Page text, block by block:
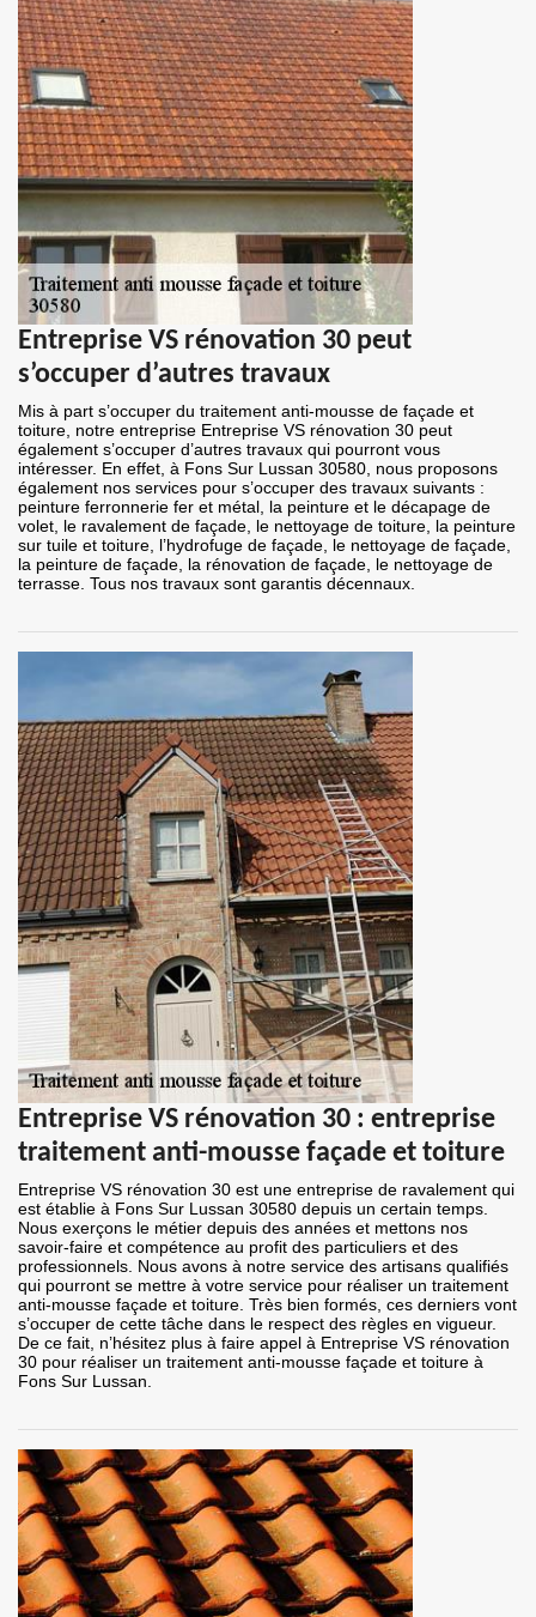
Entreprise VS rénovation 30 peut
s’occuper d’autres travaux
Mis à part s’occuper du traitement anti-mousse de façade et
toiture, notre entreprise Entreprise VS rénovation 30 peut
également s’occuper d’autres travaux qui pourront vous
intéresser. En effet, à Fons Sur Lussan 30580, nous proposons
également nos services pour s’occuper des travaux suivants :
peinture ferronnerie fer et métal, la peinture et le décapage de
volet, le ravalement de façade, le nettoyage de toiture, la peinture
sur tuile et toiture, l’hydrofuge de façade, le nettoyage de façade,
la peinture de façade, la rénovation de façade, le nettoyage de
terrasse. Tous nos travaux sont garantis décennaux.
Entreprise VS rénovation 30 : entreprise
traitement anti-mousse façade et toiture
Entreprise VS rénovation 30 est une entreprise de ravalement qui
est établie à Fons Sur Lussan 30580 depuis un certain temps.
Nous exerçons le métier depuis des années et mettons nos
savoir-faire et compétence au profit des particuliers et des
professionnels. Nous avons à notre service des artisans qualifiés
qui pourront se mettre à votre service pour réaliser un traitement
anti-mousse façade et toiture. Très bien formés, ces derniers vont
s’occuper de cette tâche dans le respect des règles en vigueur.
De ce fait, n’hésitez plus à faire appel à Entreprise VS rénovation
30 pour réaliser un traitement anti-mousse façade et toiture à
Fons Sur Lussan.